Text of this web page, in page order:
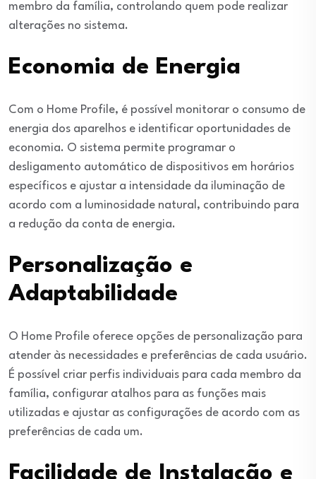
membro da família, controlando quem pode realizar
alterações no sistema.
Economia de Energia
Com o Home Profile, é possível monitorar o consumo de
energia dos aparelhos e identificar oportunidades de
economia. O sistema permite programar o
desligamento automático de dispositivos em horários
específicos e ajustar a intensidade da iluminação de
acordo com a luminosidade natural, contribuindo para
a redução da conta de energia.
Personalização e
Adaptabilidade
O Home Profile oferece opções de personalização para
atender às necessidades e preferências de cada usuário.
É possível criar perfis individuais para cada membro da
família, configurar atalhos para as funções mais
utilizadas e ajustar as configurações de acordo com as
preferências de cada um.
Facilidade de Instalação e